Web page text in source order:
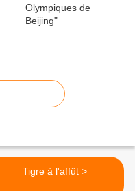
Tigre à l'affût >